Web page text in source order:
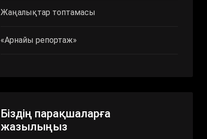
Жаңалықтар топтамасы
«Арнайы репортаж»
Біздің парақшаларға
жазылыңыз